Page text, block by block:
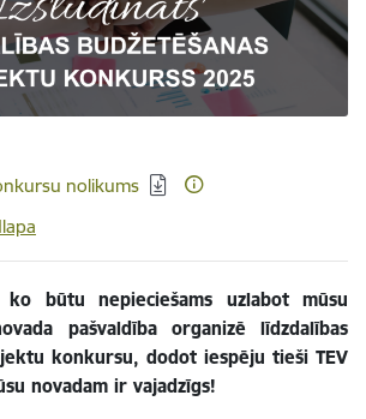
nolikums
būtu nepieciešams uzlabot mūsu
pašvaldība organizē līdzdalības
konkursu, dodot iespēju tieši TEV
novadam ir vajadzīgs!